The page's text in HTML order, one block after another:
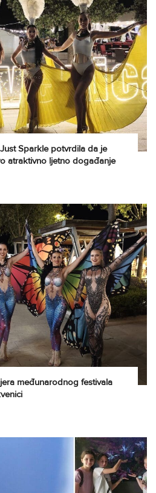
Sparkle potvrdila da je
atraktivno ljetno događanje
međunarodnog festivala